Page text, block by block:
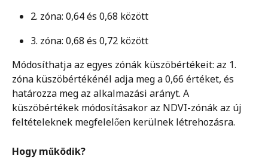
2. zóna: 0,64 és 0,68 között
3. zóna: 0,68 és 0,72 között
Módosíthatja az egyes zónák küszöbértékeit: az 1.
zóna küszöbértékénél adja meg a 0,66 értéket, és
határozza meg az alkalmazási arányt. A
küszöbértékek módosításakor az NDVI-zónák az új
feltételeknek megfelelően kerülnek létrehozásra.
Hogy működik?